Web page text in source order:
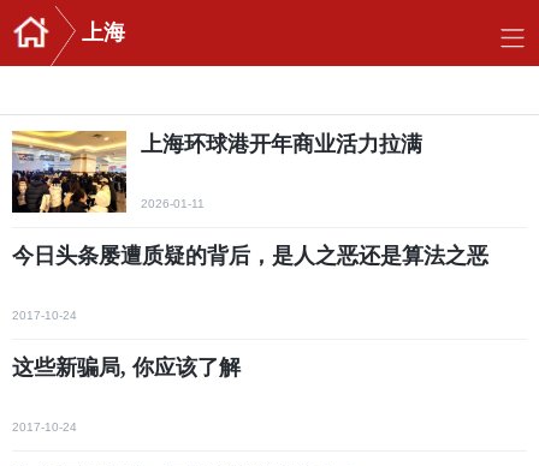
上海
上海环球港开年商业活力拉满
2026-01-11
今日头条屡遭质疑的背后，是人之恶还是算法之恶
2017-10-24
这些新骗局, 你应该了解
2017-10-24